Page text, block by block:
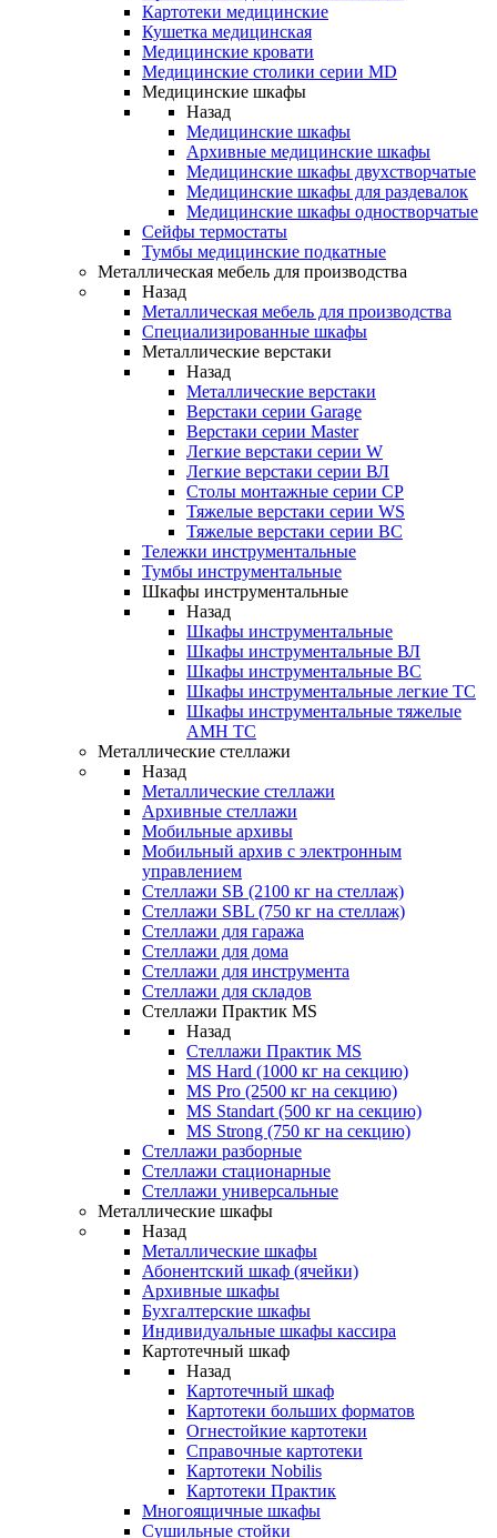
Картотеки медицинские
Кушетка медицинская
Медицинские кровати
Медицинские столики серии MD
Медицинские шкафы
Назад
Медицинские шкафы
Архивные медицинские шкафы
Медицинские шкафы двухстворчатые
Медицинские шкафы для раздевалок
Медицинские шкафы одностворчатые
Сейфы термостаты
Тумбы медицинские подкатные
Металлическая мебель для производства
Назад
Металлическая мебель для производства
Cпециализированные шкафы
Металлические верстаки
Назад
Металлические верстаки
Верстаки серии Garage
Верстаки серии Master
Легкие верстаки серии W
Легкие верстаки серии ВЛ
Столы монтажные серии СР
Тяжелые верстаки серии WS
Тяжелые верстаки серии ВС
Тележки инструментальные
Тумбы инструментальные
Шкафы инструментальные
Назад
Шкафы инструментальные
Шкафы инструментальные ВЛ
Шкафы инструментальные ВС
Шкафы инструментальные легкие ТС
Шкафы инструментальные тяжелые
AMH TC
Металлические стеллажи
Назад
Металлические стеллажи
Архивные стеллажи
Мобильные архивы
Мобильный архив с электронным
управлением
Стеллажи SB (2100 кг на стеллаж)
Стеллажи SBL (750 кг на стеллаж)
Стеллажи для гаража
Стеллажи для дома
Стеллажи для инструмента
Стеллажи для складов
Стеллажи Практик MS
Назад
Стеллажи Практик MS
MS Hard (1000 кг на секцию)
MS Pro (2500 кг на секцию)
MS Standart (500 кг на секцию)
MS Strong (750 кг на секцию)
Стеллажи разборные
Стеллажи стационарные
Стеллажи универсальные
Металлические шкафы
Назад
Металлические шкафы
Абонентский шкаф (ячейки)
Архивные шкафы
Бухгалтерские шкафы
Индивидуальные шкафы кассира
Картотечный шкаф
Назад
Картотечный шкаф
Картотеки больших форматов
Огнестойкие картотеки
Справочные картотеки
Картотеки Nobilis
Картотеки Практик
Многоящичные шкафы
Сушильные стойки